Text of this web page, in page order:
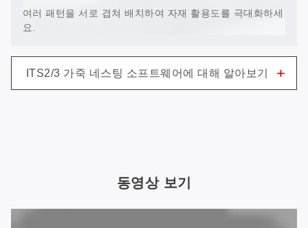
여러 패턴을 서로 겹쳐 배치하여 자재 활용도를 극대화하세
요.
ITS2/3 가죽 네스팅 소프트웨어에 대해 알아보기 +
동영상 보기